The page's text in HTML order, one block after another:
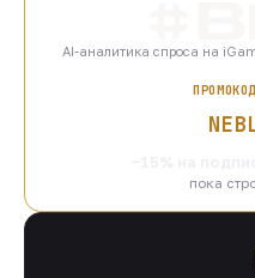
AI-аналитика спроса на
пока